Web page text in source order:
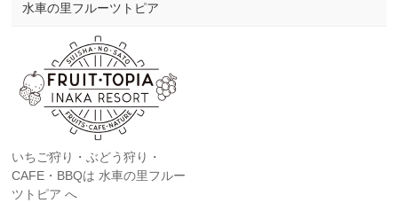
水車の里フルーツトピア
いちご狩り・ぶどう狩り・
CAFE・BBQは 水車の里フルー
ツトピア へ